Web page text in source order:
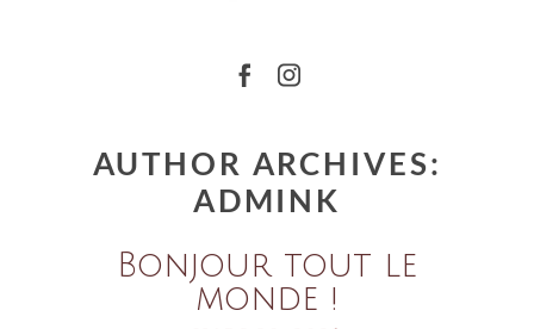
AUTHOR ARCHIVES:
ADMINK
Bonjour tout le
monde !